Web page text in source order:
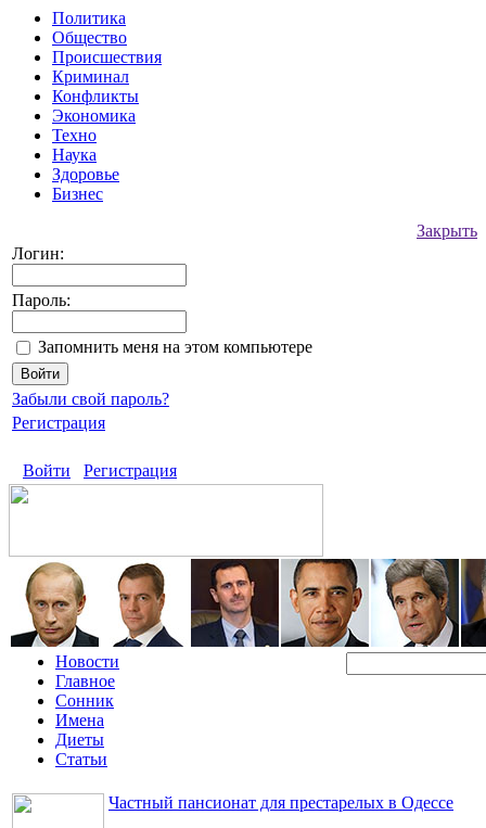
Политика
Общество
Происшествия
Криминал
Конфликты
Экономика
Техно
Наука
Здоровье
Бизнес
Закрыть
Логин:
Пароль:
Запомнить меня на этом компьютере
Забыли свой пароль?
Регистрация
Войти Регистрация
Новости
Главное
Сонник
Имена
Диеты
Статьи
Частный пансионат для престарелых в Одессе